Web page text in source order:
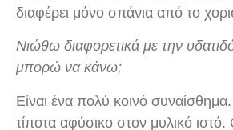
διαφέρει μόνο σπάνια από το
Νιώθω διαφορετικά με την
μπορώ να κάνω;
Είναι ένα πολύ κοινό
τίποτα αφύσικο στον μυλικό ιστό.